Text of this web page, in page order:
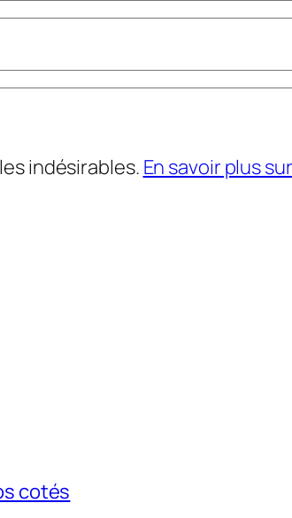
indésirables. En savoir plus
cotés